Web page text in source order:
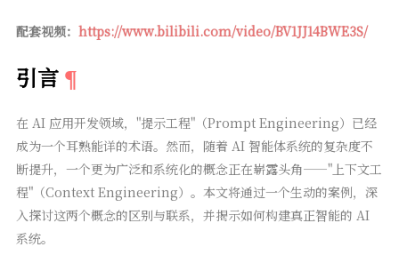
配套视频： https://www.bilibili.com/video/BV1JJ14BWE3S/
引言
在 AI 应用开发领域，"提示工程"（Prompt Engineering）已经
成为一个耳熟能详的术语。然而，随着 AI 智能体系统的复杂度不
断提升，一个更为广泛和系统化的概念正在崭露头角——"上下文工
程"（Context Engineering）。本文将通过一个生动的案例，深
入探讨这两个概念的区别与联系，并揭示如何构建真正智能的 AI
系统。